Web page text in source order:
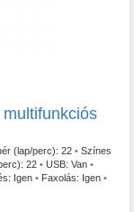
(lap/perc): 22 • Színes
22 • USB: Van •
Igen • Faxolás: Igen •